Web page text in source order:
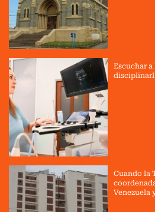
Escuchar
Cuando la
Venezuela